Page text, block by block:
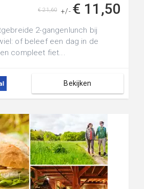
+/- € 11,50
€ 21,60
2-gangenlunch bij
of beleef een dag in de
compleet fiet...
Bekijken